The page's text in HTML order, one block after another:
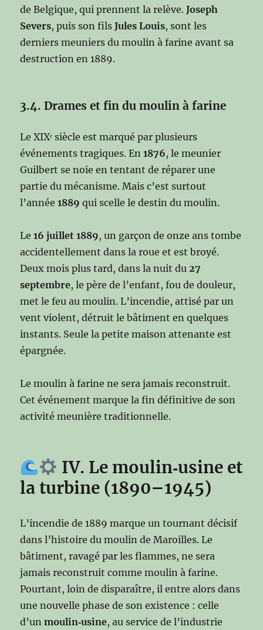
de Belgique, qui prennent la relève.Joseph
Severs, puis son filsJules Louis, sont les
derniers meuniers du moulin à farine avant sa
destruction en 1889.
3.4. Drames et fin du moulin à farine
Le XIXᵉ siècle est marqué par plusieurs
événements tragiques. En1876, le meunier
Guilbert se noie en tentant de réparer une
partie du mécanisme. Mais c’est surtout
l’année1889 qui scelle le destin du moulin.
Le16 juillet 1889, un garçon de onze ans tombe
accidentellement dans la roue et est broyé.
Deux mois plus tard, dans la nuit du27
septembre, le père de l’enfant, fou de douleur,
met le feu au moulin. L’incendie, attisé par un
vent violent, détruit le bâtiment en quelques
instants. Seule la petite maison attenante est
épargnée.
Le moulin à farine ne sera jamais reconstruit.
Cet événement marque la fin définitive de son
activité meunière traditionnelle.
IV. Le moulin‑usine et
la turbine (1890–1945)
L’incendie de 1889 marque un tournant décisif
dans l’histoire du moulin de Maroilles. Le
bâtiment, ravagé par les flammes, ne sera
jamais reconstruit comme moulin à farine.
Pourtant, loin de disparaître, il entre alors dans
une nouvelle phase de son existence : celle
d’unmoulin‑usine, au service de l’industrie